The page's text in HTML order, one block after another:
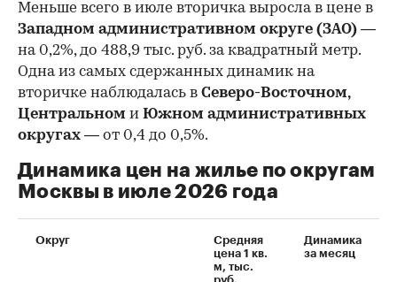
Меньше всего в июле вторичка выросла в цене в
Западном административном округе (ЗАО) —
на 0,2%, до 488,9 тыс. руб. за квадратный метр.
Одна из самых сдержанных динамик на
вторичке наблюдалась в Северо-Восточном,
Центральном и Южном административных
округах — от 0,4 до 0,5%.
Динамика цен на жилье по округам
Москвы в июле 2026 года
Округ
Средняя
цена 1 кв.
м, тыс.
Динамика
за месяц